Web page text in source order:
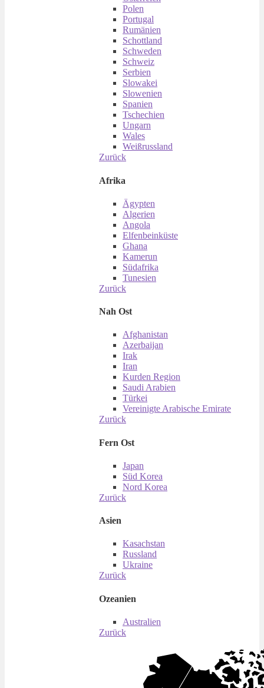
Polen
Portugal
Rumänien
Schottland
Schweden
Schweiz
Serbien
Slowakei
Slowenien
Spanien
Tschechien
Ungarn
Wales
Weißrussland
Zurück
Afrika
Ägypten
Algerien
Angola
Elfenbeinküste
Ghana
Kamerun
Südafrika
Tunesien
Zurück
Nah Ost
Afghanistan
Azerbaijan
Irak
Iran
Kurden Region
Saudi Arabien
Türkei
Vereinigte Arabische Emirate
Zurück
Fern Ost
Japan
Süd Korea
Nord Korea
Zurück
Asien
Kasachstan
Russland
Ukraine
Zurück
Ozeanien
Australien
Zurück